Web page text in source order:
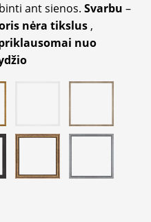
ant sienos. Svarbu –
nėra tikslus ,
nuo